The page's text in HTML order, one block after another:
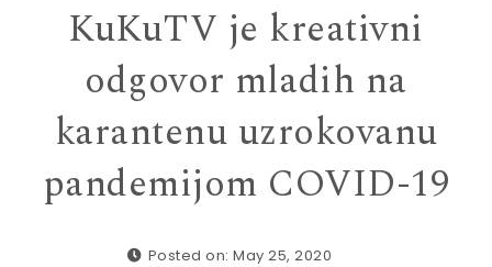
KuKuTV je kreativni
odgovor mladih na
karantenu uzrokovanu
pandemijom COVID-19
Posted on: May 25, 2020